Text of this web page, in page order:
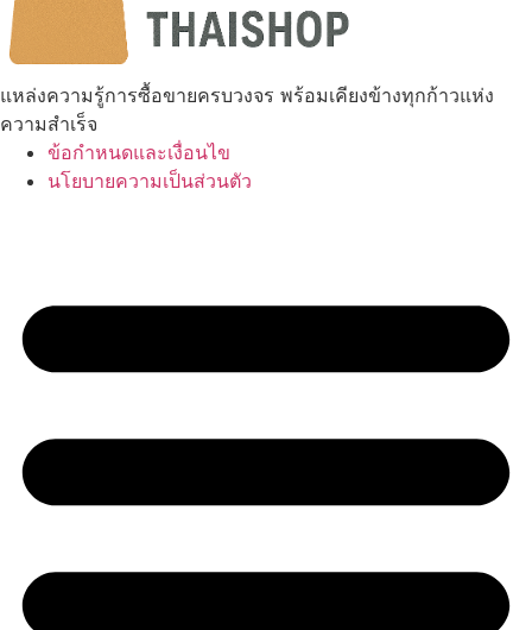
แหล่งความรู้การซื้อขายครบวงจร พร้อมเคียงข้างทุกก้าวแห่ง
ความสำเร็จ
ข้อกำหนดและเงื่อนไข
นโยบายความเป็นส่วนตัว